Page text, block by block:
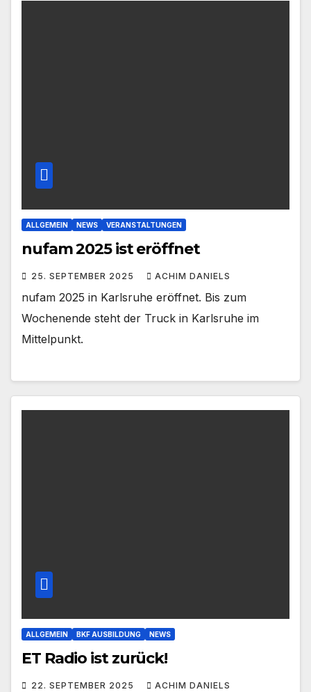
ALLGEMEIN NEWS VERANSTALTUNGEN
nufam 2025 ist eröffnet
25. SEPTEMBER 2025 ACHIM DANIELS
nufam 2025 in Karlsruhe eröffnet. Bis zum
Wochenende steht der Truck in Karlsruhe im
Mittelpunkt.
ALLGEMEIN BKF AUSBILDUNG NEWS
ET Radio ist zurück!
22. SEPTEMBER 2025 ACHIM DANIELS